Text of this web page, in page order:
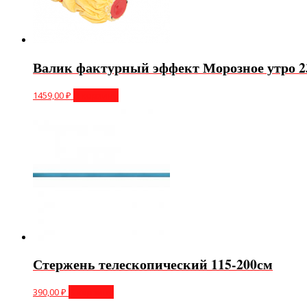
Валик фактурный эффект Морозное утро
1459,00₽
Стержень телескопический 115-200см
390,00₽